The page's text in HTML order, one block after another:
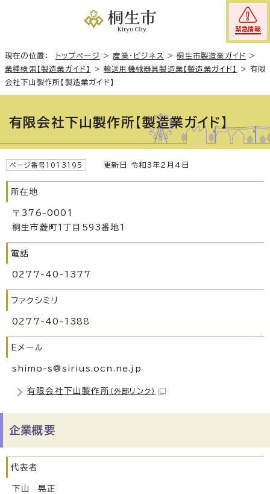
緊急情報
現在の位置： トップページ > 産業・ビジネス >桐生市製造業ガイド
>
業種検索【製造業ガイド】
>輸送用機械器具製造業【製造業ガイド】 >有限
会社下山製作所【製造業ガイド】
有限会社下山製作所【製造業ガイド】
ページ番号1013195 更新日 令和3年2月4日
所在地
〒376-0001
桐生市菱町1丁目593番地1
電話
0277-40-1377
ファクシミリ
0277-40-1388
Eメール
shimo-s@sirius.ocn.ne.jp
有限会社下山製作所 （外部リンク）
企業概要
代表者
下山 晃正